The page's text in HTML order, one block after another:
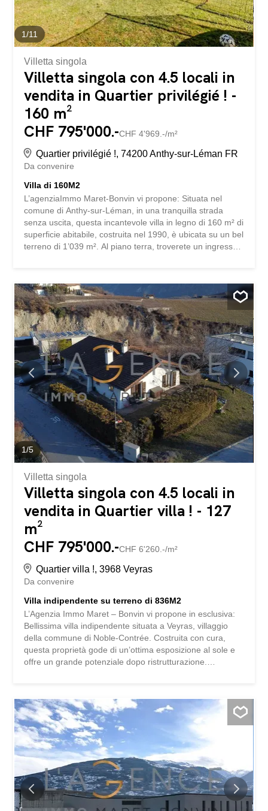
1/11
Villetta singola
Villetta singola con 4.5 locali in
vendita in Quartier privilégié ! -
160 m²
CHF 795'000.-CHF 4'969.-/m²
Quartier privilégié !, 74200 Anthy-sur-Léman FR
Da convenire
Villa di 160M2
L’agenziaImmo Maret-Bonvin vi propone: Situata nel
comune di Anthy-sur-Léman, in una tranquilla strada
senza uscita, questa incantevole villa in legno di 160 m² di
superficie abitabile, costruita nel 1990, è ubicata su un bel
terreno di 1’039 m². Al piano terra, troverete un ingresso
m², impreziosito da un elegante camino centrale in
metallo. Questo livello comprende anche una dispensa di
3,35 m², una lavanderia di 4,69 m² e un bagno
indipendente. La zona notte è composta da due camere
da letto di 11 m² ciascuna, entrambe con accesso diretto
a un bagno centrale di 6,62 m². Al piano superiore,
troverete una camera da letto di 10,34 m² (secondo la
legge Carrez) con una superficie utile di 17,32 m², un
bagno completamente ristrutturato di 6,69 m² (secondo la
legge Carrez) con ulteriori 4,99 m² di superficie utile e
una stanza mansardata di 17,60 m², ideale come...
1/5
Villetta singola
Villetta singola con 4.5 locali in
vendita in Quartier villa ! - 127
m²
CHF 795'000.-CHF 6'260.-/m²
Quartier villa !, 3968 Veyras
Da convenire
Villa indipendente su terreno di 836M2
L’Agenzia Immo Maret – Bonvin vi propone in esclusiva:
Bellissima villa indipendente situata a Veyras, villaggio
della commune di Noble-Contrée. Costruita con cura,
questa proprietà gode di un’ottima esposizione al sole e
offre un grande potenziale dopo ristrutturazione.
Cucina con accesso all’esterno – Due camere da letto –
Due comodi ripostigli – Bagno con vasca, lavabo e WC –
Bagno con doccia, lavabo e WC – Spazio multifunzionale
(ufficio o lavanderia) Sotterraneo: – Ampio garage –
Spaziosa cantina – Locale tecnico – Grande ripostiglio
Esteriore: – Giardino privato – Parcheggi – Orto Sono
necessari lavori di ristrutturazione, che offrono
l’opportunità di ottimizzare il potenziale di questa
proprietà e di personalizzarla secondo i propri desideri.
Siamo a vostra disposizione per qualsiasi informazione